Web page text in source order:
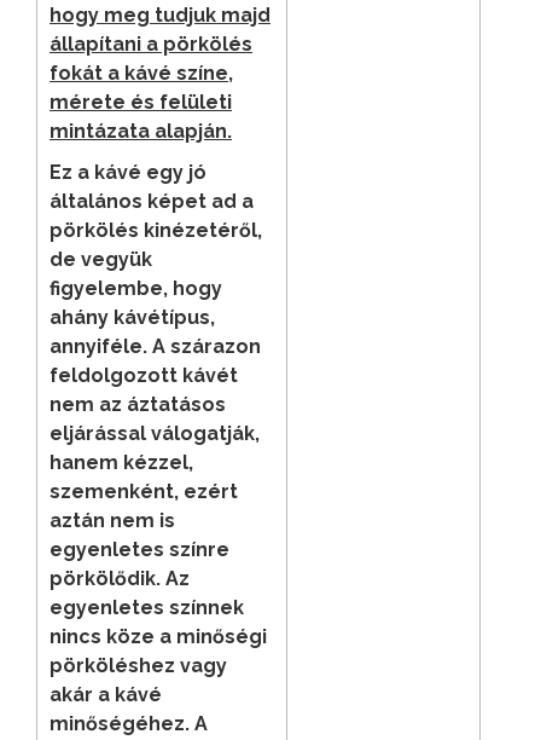
hogy meg tudjuk majd
állapítani a pörkölés
fokát a kávé színe,
mérete és felületi
mintázata alapján.
Ez a kávé egy jó
általános képet ad a
pörkölés kinézetéről,
de vegyük
figyelembe, hogy
ahány kávétípus,
annyiféle. A szárazon
feldolgozott kávét
nem az áztatásos
eljárással válogatják,
hanem kézzel,
szemenként, ezért
aztán nem is
egyenletes színre
pörkölődik. Az
egyenletes színnek
nincs köze a minőségi
pörköléshez vagy
akár a kávé
minőségéhez. A